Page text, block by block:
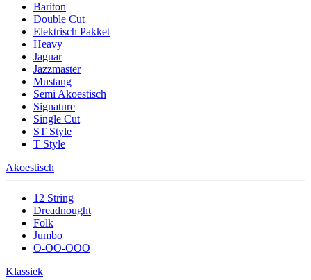
Bariton
Double Cut
Elektrisch Pakket
Heavy
Jaguar
Jazzmaster
Mustang
Semi Akoestisch
Signature
Single Cut
ST Style
T Style
Akoestisch
12 String
Dreadnought
Folk
Jumbo
O-OO-OOO
Klassiek